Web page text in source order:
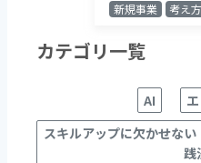
新規事業 考え方
カテゴリ一覧
AI
スキルアップに欠かせな
践